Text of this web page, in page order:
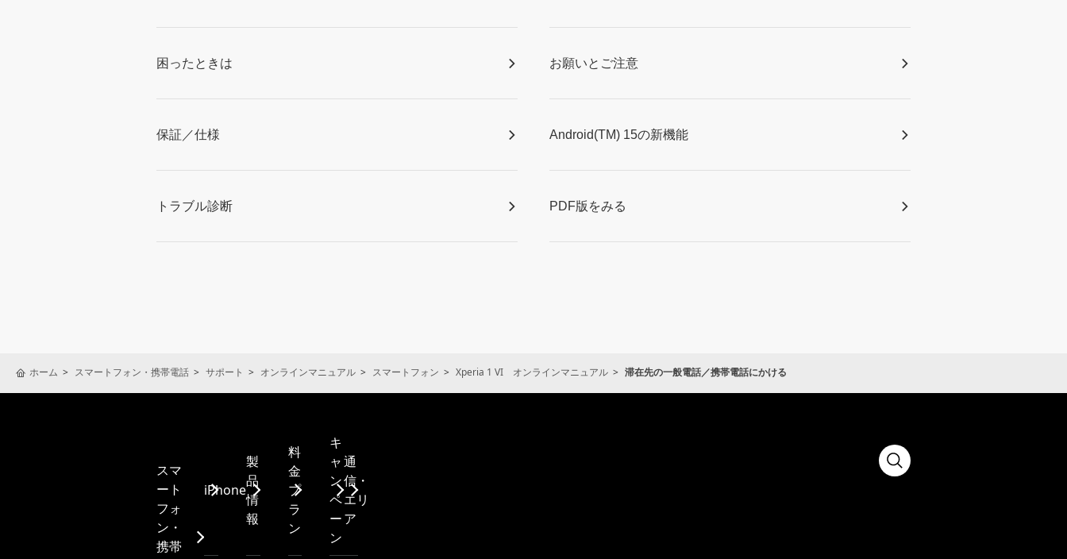
困ったときは お願いとご注意
保証／仕様 Android(TM) 15の新機能
トラブル診断 PDF版をみる
ホーム スマートフォン・携帯電話 サポート オンラインマニュアル スマートフォン Xperia 1 VI オンラインマニュアル 滞在先の一般電話／携帯電話にかける
スマ
ート
フォ
ン・
携帯
iPhone
製
品
情
報
料
金
プ
ラ
ン
キ
ャ
ン
ペ
ー
ン
通
信・
エリ
ア